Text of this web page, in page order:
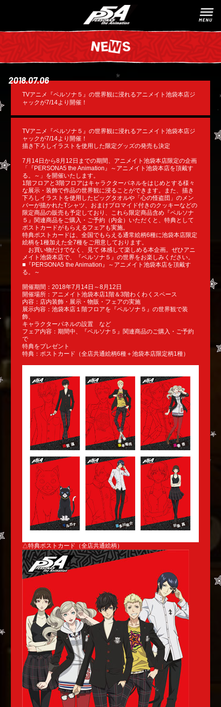
2018.07.06
TVアニメ『ペルソナ５』の世界観に浸れるアニメイト池袋本店ジ
ャックが7/14より開催！
TVアニメ『ペルソナ５』の世界観に浸れるアニメイト池袋本店ジ
ャックが7/14より開催！
描き下ろしイラストを使用した限定グッズの発売も決定
7月14日から8月12日までの期間、アニメイト池袋本店限定の企画
「『PERSONA5 the Animation』～アニメイト池袋本店を頂戴す
る。～」を開催いたします。
1階フロアと3階フロアはキャラクターパネルをはじめとする様々
な展示・装飾で作品の世界観に浸ることができます。また、描き
下ろしイラストを使用したビッグタオルや「心の怪盗団」のメン
バーが描かれたTシャツ、おまけブロマイド付きのクッキーなどの
限定商品の販売も予定しており、これら限定商品含め『ペルソナ
５』関連商品をご購入・ご予約（内金）いただくと、特典として
ポストカードがもらえるフェアも実施。
特典ポストカードは、全国でもらえる通常絵柄6種に池袋本店限定
絵柄を1種加えた全7種をご用意しております。
お買い物だけでなく、見て 体感して楽しめる本企画。ぜひアニ
メイト池袋本店で、『ペルソナ５』の世界をお楽しみください。
■『PERSONA5 the Animation』～アニメイト池袋本店を頂戴す
る。～
開催期間：2018年7月14日～8月12日
開催場所：アニメイト池袋本店1階＆3階わくわくスペース
内容：店内装飾・展示・物販・フェアの実施
展示内容：池袋本店１階フロアを『ペルソナ５』の世界観で装
飾、
キャラクターパネルの設置 など
フェア内容：期間中、『ペルソナ５』関連商品のご購入・ご予約
で
特典をプレゼント
特典：ポストカード（全店共通絵柄6種＋池袋本店限定柄1種）
△特典ポストカード（全店共通絵柄）